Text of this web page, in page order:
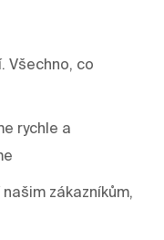
Všechno, co
rychle a
zákazníkům,